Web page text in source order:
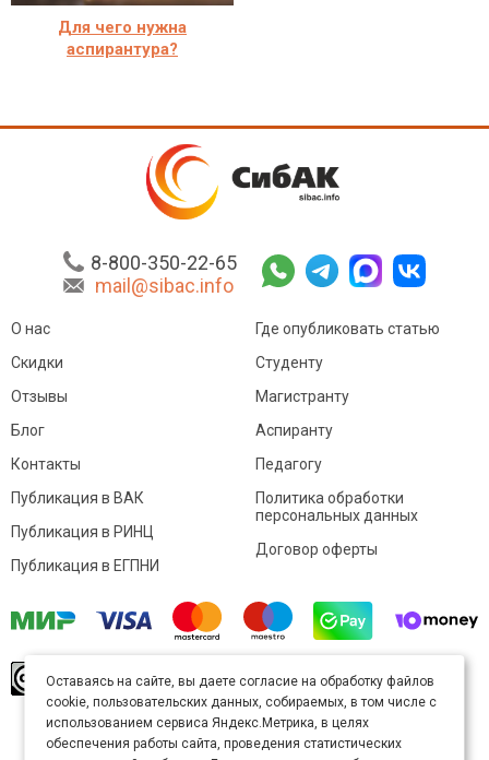
Для чего нужна
аспирантура?
8-800-350-22-65
mail@sibac.info
О нас
Скидки
Отзывы
Блог
Контакты
Где опубликовать статью
Студенту
Магистранту
Аспиранту
Педагогу
Публикация в ВАК
Публикация в РИНЦ
Публикация в ЕГПНИ
Политика обработки
персональных данных
Договор оферты
произведение доступно полицензии Creative
Commons «Attribution» («Атрибуция») 4.0
Непортированная.
Карта сайта
Оставаясь на сайте, вы даете согласие на обработку файлов
cookie, пользовательских данных, собираемых, в том числе с
использованием сервиса Яндекс.Метрика, в целях
обеспечения работы сайта, проведения статистических